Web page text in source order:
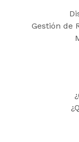
Gestión de